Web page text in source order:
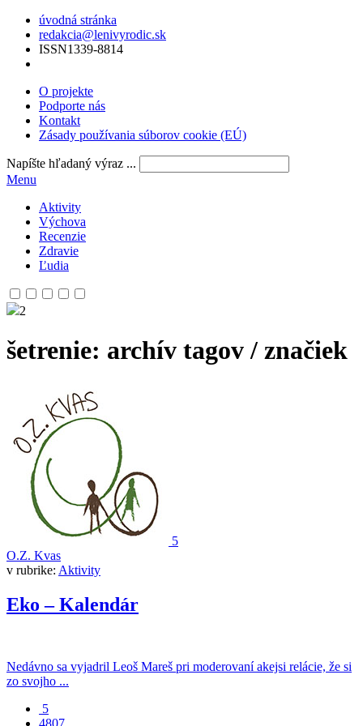
úvodná stránka
redakcia@lenivyrodic.sk
ISSN1339-8814
O projekte
Podporte nás
Kontakt
Zásady používania súborov cookie (EÚ)
Napíšte hľadaný výraz ...
Menu
Aktivity
Výchova
Recenzie
Zdravie
Ľudia
2
šetrenie: archív tagov / značiek
5
O.Z. Kvas
v rubrike: Aktivity
Eko – Kalendár
Nedávno sa vyjadril Leoš Mareš pri moderovaní akejsi relácie, že si
zo svojho ...
5
4807